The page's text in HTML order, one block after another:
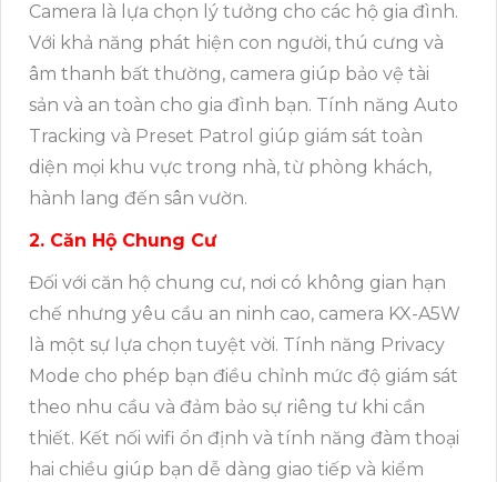
Camera là lựa chọn lý tưởng cho các hộ gia đình.
Với khả năng phát hiện con người, thú cưng và
âm thanh bất thường, camera giúp bảo vệ tài
sản và an toàn cho gia đình bạn. Tính năng Auto
Tracking và Preset Patrol giúp giám sát toàn
diện mọi khu vực trong nhà, từ phòng khách,
hành lang đến sân vườn.
2. Căn Hộ Chung Cư
Đối với căn hộ chung cư, nơi có không gian hạn
chế nhưng yêu cầu an ninh cao, camera KX-A5W
là một sự lựa chọn tuyệt vời. Tính năng Privacy
Mode cho phép bạn điều chỉnh mức độ giám sát
theo nhu cầu và đảm bảo sự riêng tư khi cần
thiết. Kết nối wifi ổn định và tính năng đàm thoại
hai chiều giúp bạn dễ dàng giao tiếp và kiểm